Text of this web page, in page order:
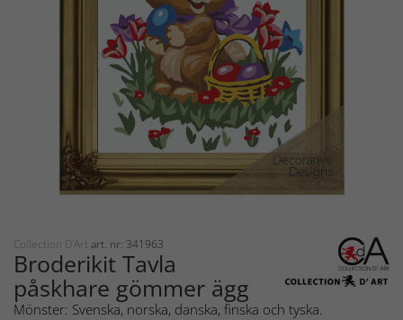
Collection D'Art art. nr: 341963
Broderikit Tavla
påskhare gömmer ägg
Mönster: Svenska, norska, danska, finska och tyska.